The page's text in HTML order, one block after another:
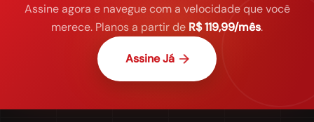
Assine agora e navegue com a velocidade que você
merece. Planos a partir de R$ 119,99/mês.
Assine Já